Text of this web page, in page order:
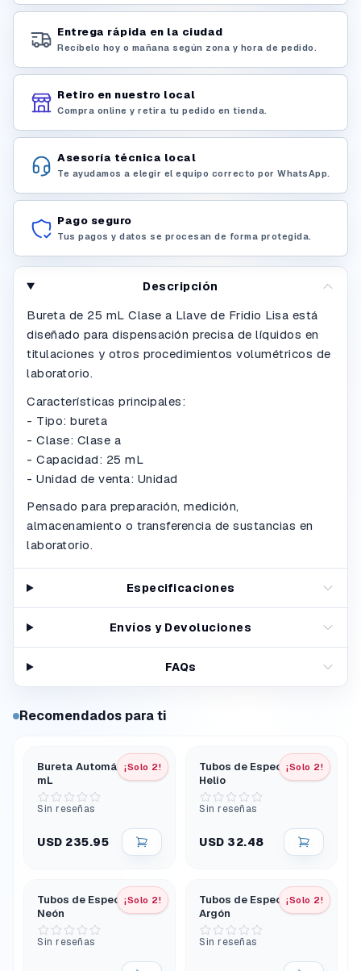
Entrega rápida en la ciudad
Recíbelo hoy o mañana según zona y hora de pedido.
Retiro en nuestro local
Compra online y retira tu pedido en tienda.
Asesoría técnica local
Te ayudamos a elegir el equipo correcto por WhatsApp.
Pago seguro
Tus pagos y datos se procesan de forma protegida.
Descripción
Bureta de 25 mL Clase a Llave de Fridio Lisa está
diseñado para dispensación precisa de líquidos en
titulaciones y otros procedimientos volumétricos de
laboratorio.
Características principales:
- Tipo: bureta
- Clase: Clase a
- Capacidad: 25 mL
- Unidad de venta: Unidad
Pensado para preparación, medición,
almacenamiento o transferencia de sustancias en
laboratorio.
Especificaciones
Envíos y Devoluciones
FAQs
Recomendados para ti
¡Solo 2!
Bureta Automática 50
mL
Sin reseñas
USD 235.95
¡Solo 2!
Tubos de Espectro -
Helio
Sin reseñas
USD 32.48
¡Solo 2!
Tubos de Espectro -
Neón
Sin reseñas
¡Solo 2!
Tubos de Espectro -
Argón
Sin reseñas